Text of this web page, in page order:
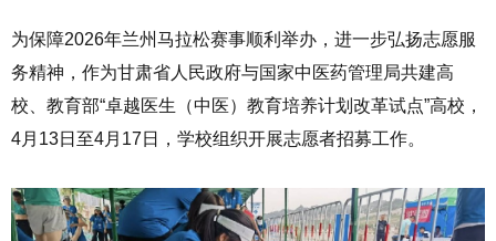
为保障2026年兰州马拉松赛事顺利举办，进一步弘扬志愿服
务精神，作为甘肃省人民政府与国家中医药管理局共建高
校、教育部“卓越医生（中医）教育培养计划改革试点”高校，
4月13日至4月17日，学校组织开展志愿者招募工作。